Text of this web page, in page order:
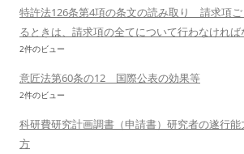
特許法126条第4項の条文の読み取り 請求項
るときは、請求項の全てについて行わなければ
2件のビュー
意匠法第60条の12 国際公表の効果等
2件のビュー
科研費研究計画調書（申請書）研究者の遂行能
方